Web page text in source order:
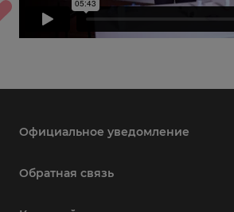
Официальное уведомление
Обратная связь